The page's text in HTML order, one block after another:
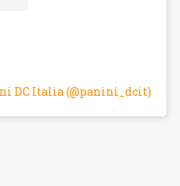
DC Italia (@panini_dcit)